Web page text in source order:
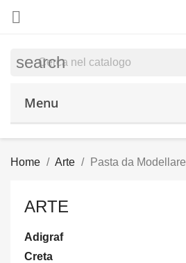

search
Menu
Home Arte Pasta da Modellare
ARTE
Adigraf
Creta